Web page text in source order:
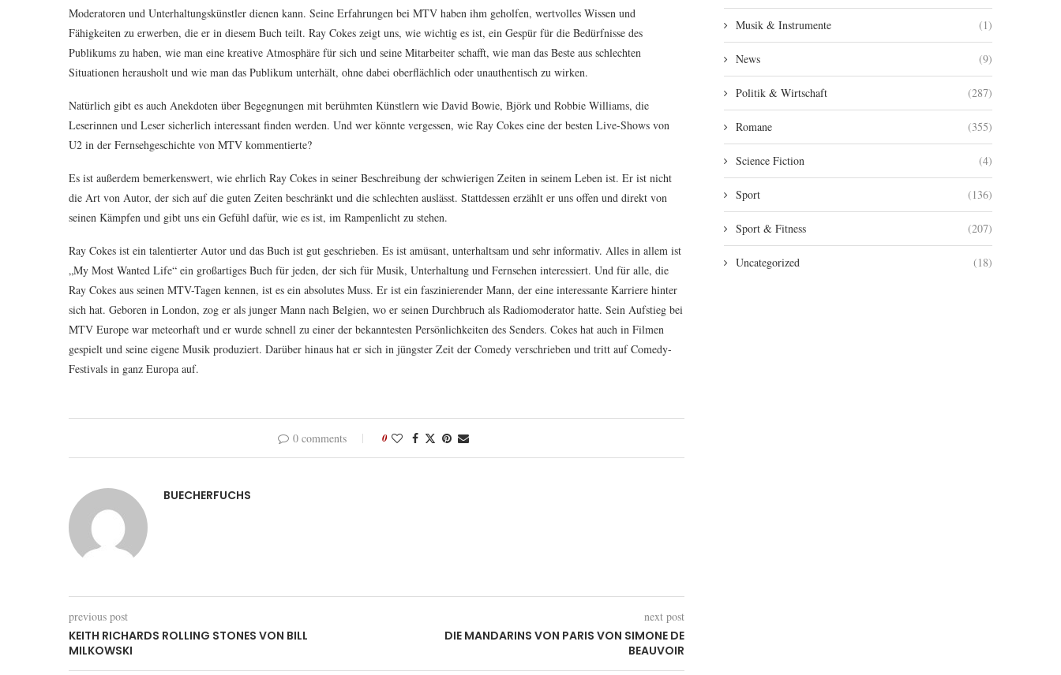
Moderatoren und Unterhaltungskünstler dienen kann. Seine Erfahrungen bei MTV haben ihm geholfen, wertvolles Wissen und
Fähigkeiten zu erwerben, die er in diesem Buch teilt. Ray Cokes zeigt uns, wie wichtig es ist, ein Gespür für die Bedürfnisse des
Publikums zu haben, wie man eine kreative Atmosphäre für sich und seine Mitarbeiter schafft, wie man das Beste aus schlechten
Situationen herausholt und wie man das Publikum unterhält, ohne dabei oberflächlich oder unauthentisch zu wirken.
Natürlich gibt es auch Anekdoten über Begegnungen mit berühmten Künstlern wie David Bowie, Björk und Robbie Williams, die
Leserinnen und Leser sicherlich interessant finden werden. Und wer könnte vergessen, wie Ray Cokes eine der besten Live-Shows von
U2 in der Fernsehgeschichte von MTV kommentierte?
Es ist außerdem bemerkenswert, wie ehrlich Ray Cokes in seiner Beschreibung der schwierigen Zeiten in seinem Leben ist. Er ist nicht
die Art von Autor, der sich auf die guten Zeiten beschränkt und die schlechten auslässt. Stattdessen erzählt er uns offen und direkt von
seinen Kämpfen und gibt uns ein Gefühl dafür, wie es ist, im Rampenlicht zu stehen.
Ray Cokes ist ein talentierter Autor und das Buch ist gut geschrieben. Es ist amüsant, unterhaltsam und sehr informativ. Alles in allem ist
„My Most Wanted Life“ ein großartiges Buch für jeden, der sich für Musik, Unterhaltung und Fernsehen interessiert. Und für alle, die
Ray Cokes aus seinen MTV-Tagen kennen, ist es ein absolutes Muss. Er ist ein faszinierender Mann, der eine interessante Karriere hinter
sich hat. Geboren in London, zog er als junger Mann nach Belgien, wo er seinen Durchbruch als Radiomoderator hatte. Sein Aufstieg bei
MTV Europe war meteorhaft und er wurde schnell zu einer der bekanntesten Persönlichkeiten des Senders. Cokes hat auch in Filmen
gespielt und seine eigene Musik produziert. Darüber hinaus hat er sich in jüngster Zeit der Comedy verschrieben und tritt auf Comedy-
Festivals in ganz Europa auf.
0 comments 0
BUECHERFUCHS
previous post
KEITH RICHARDS ROLLING STONES VON BILL
MILKOWSKI
next post
DIE MANDARINS VON PARIS VON SIMONE DE
BEAUVOIR
Musik & Instrumente (1)
News (9)
Politik & Wirtschaft (287)
Romane (355)
Science Fiction (4)
Sport (136)
Sport & Fitness (207)
Uncategorized (18)